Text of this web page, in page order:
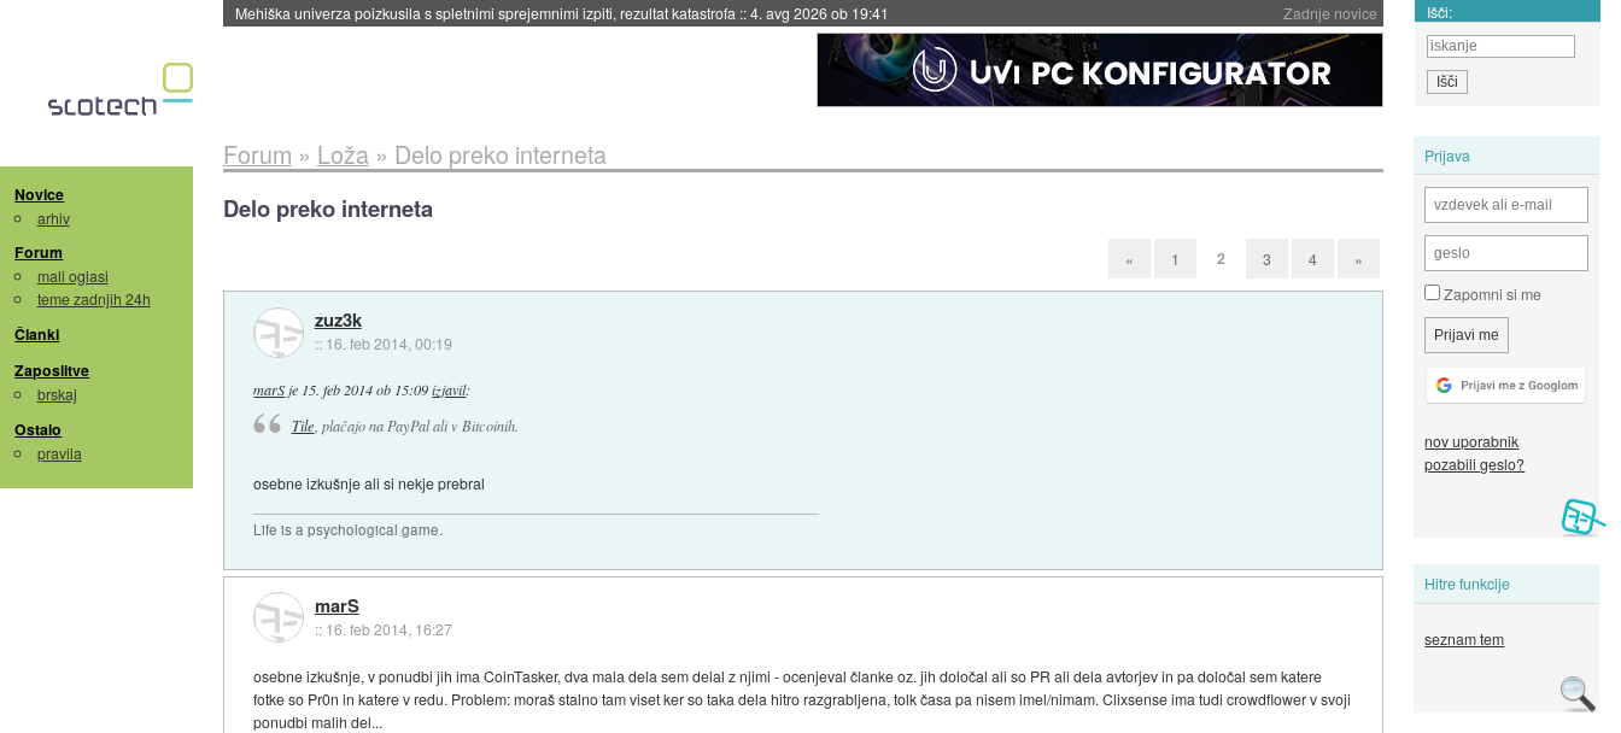
Zadnje novice
4. avg 2026 ob 19:41 Išči:
Novice
arhiv
Forum
mali oglasi
teme zadnjih 24h
Članki
Zaposlitve
brskaj
Ostalo
pravila
Prijava
Zapomni si me
nov uporabnik
pozabili geslo?
Hitre funkcije
seznam tem
Forum » Loža» Delo preko interneta
Delo preko interneta
« 1 2 3 4 »
zuz3k
:: 16. feb 2014, 00:19
marSje 15. feb 2014 ob 15:09 izjavil:
Tile, plačajo na PayPal ali v Bitcoinih.
osebne izkušnje ali si nekje prebral
Life is a psychological game.
marS
:: 16. feb 2014, 16:27
osebne izkušnje, v ponudbi jih ima CoinTasker, dva mala dela sem delal z njimi - ocenjeval članke oz. jih določal ali so PR ali dela avtorjev in pa določal sem katere
fotke so Pr0n in katere v redu. Problem: moraš stalno tam viset ker so taka dela hitro razgrabljena, tolk časa pa nisem imel/nimam. Clixsense ima tudi crowdflower v svoji
ponudbi malih del...